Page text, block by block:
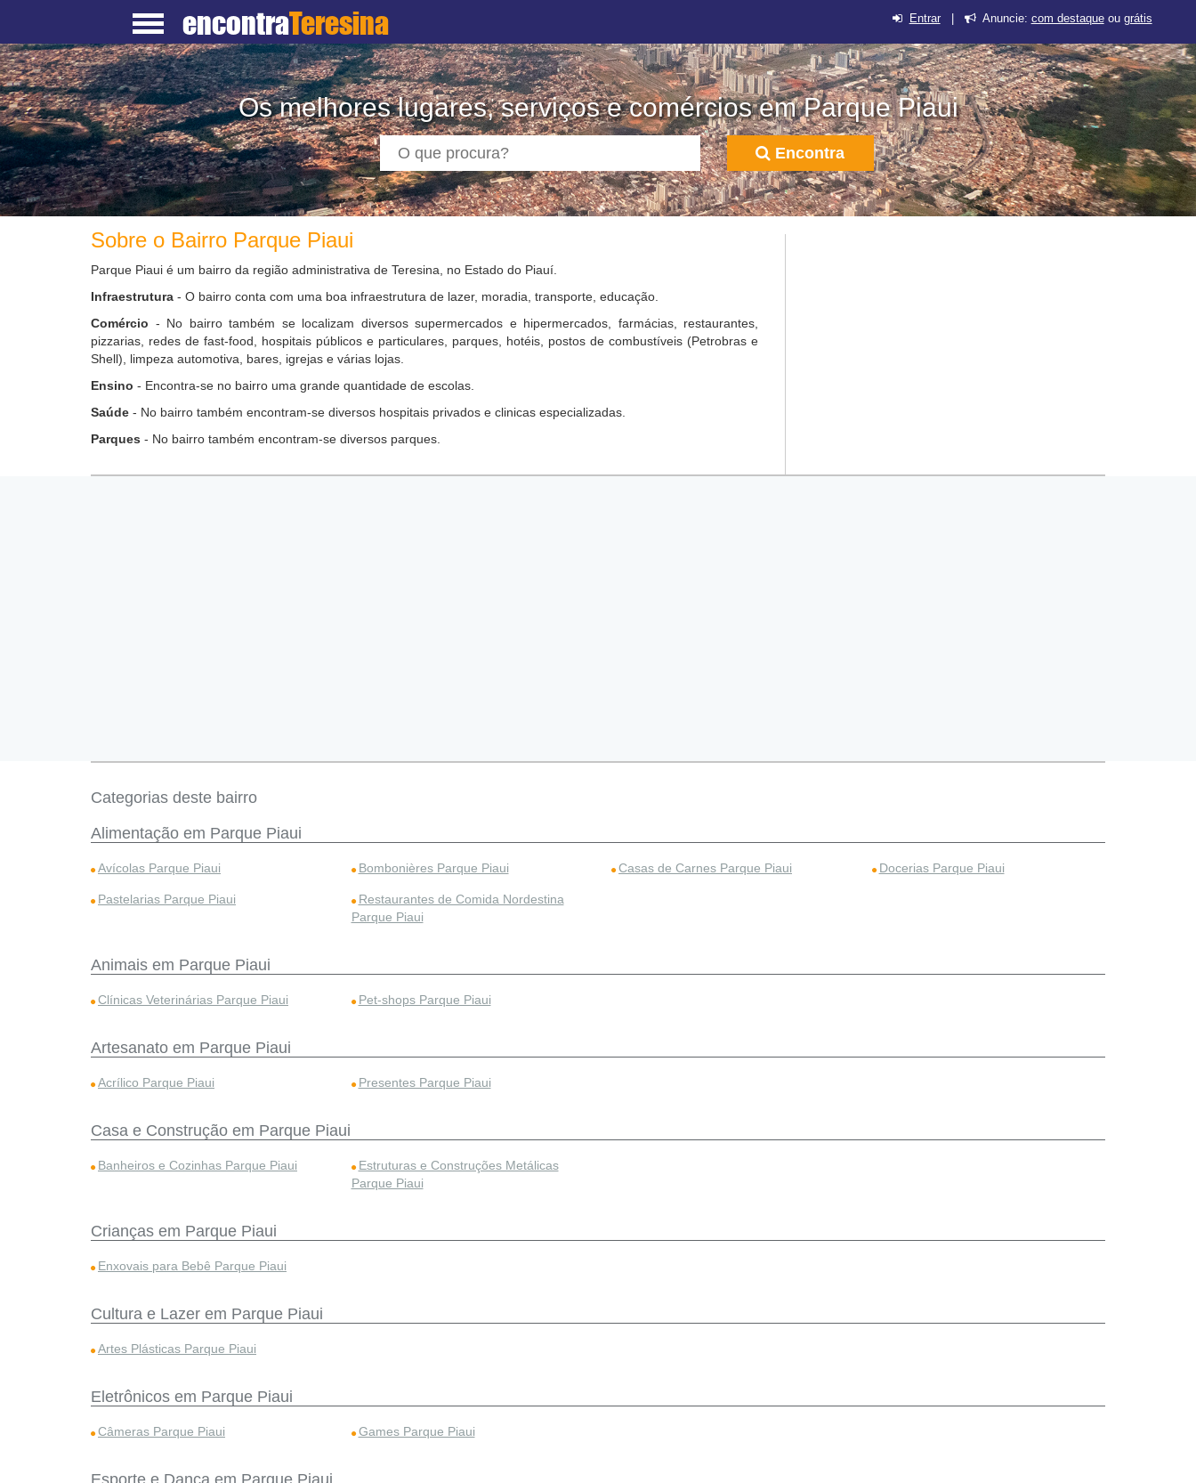
encontraTeresina Entrar| Anuncie: com destaqueou grátis
Os melhores lugares, serviços e comércios em Parque Piaui
Encontra
Sobre o Bairro Parque Piaui
Parque Piaui é um bairro da região administrativa de Teresina, no Estado do Piauí.
Infraestrutura - O bairro conta com uma boa infraestrutura de lazer, moradia, transporte, educação.
Comércio - No bairro também se localizam diversos supermercados e hipermercados, farmácias, restaurantes,
pizzarias, redes de fast-food, hospitais públicos e particulares, parques, hotéis, postos de combustíveis (Petrobras e
Shell), limpeza automotiva, bares, igrejas e várias lojas.
Ensino - Encontra-se no bairro uma grande quantidade de escolas.
Saúde - No bairro também encontram-se diversos hospitais privados e clinicas especializadas.
Parques - No bairro também encontram-se diversos parques.
Categorias deste bairro
Alimentação em Parque Piaui
Avícolas Parque Piaui Bombonières Parque Piaui Casas de Carnes Parque Piaui Docerias Parque Piaui
Pastelarias Parque Piaui
Restaurantes de Comida Nordestina
Parque Piaui
Animais em Parque Piaui
Clínicas Veterinárias Parque Piaui Pet-shops Parque Piaui
Artesanato em Parque Piaui
Acrílico Parque Piaui Presentes Parque Piaui
Casa e Construção em Parque Piaui
Banheiros e Cozinhas Parque Piaui
Estruturas e Construções Metálicas
Parque Piaui
Crianças em Parque Piaui
Enxovais para Bebê Parque Piaui
Cultura e Lazer em Parque Piaui
Artes Plásticas Parque Piaui
Eletrônicos em Parque Piaui
Câmeras Parque Piaui Games Parque Piaui
Esporte e Dança em Parque Piaui